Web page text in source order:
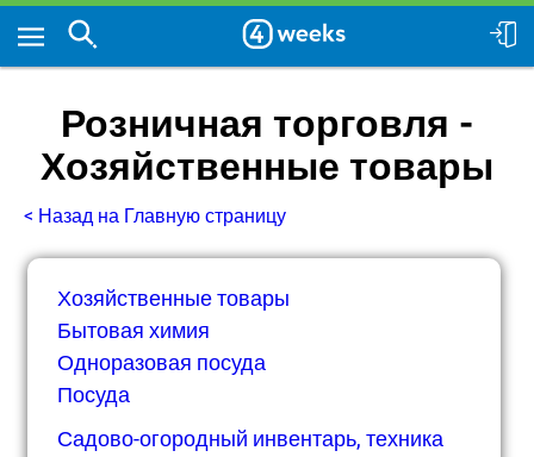
Розничная торговля -
Хозяйственные товары
< Назад на Главную страницу
Хозяйственные товары
Бытовая химия
Одноразовая посуда
Посуда
Садово-огородный инвентарь, техника